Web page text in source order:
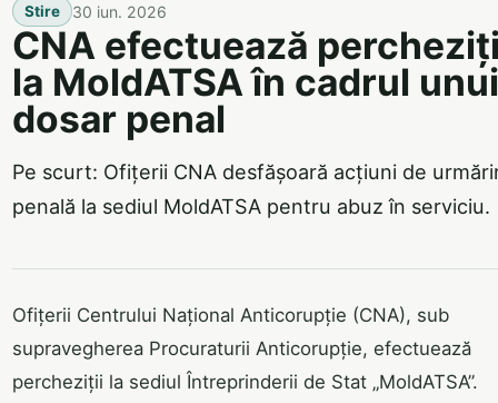
Stire 30 iun. 2026
CNA efectuează
la MoldATSA în cadrul unui
dosar penal
Pe scurt: Ofițerii CNA desfășoară acțiuni de
penală la sediul MoldATSA pentru abuz în serviciu.
Ofițerii Centrului Național Anticorupție (CNA), sub
supravegherea Procuraturii Anticorupție, efectuează
percheziții la sediul Întreprinderii de Stat „MoldATSA”.